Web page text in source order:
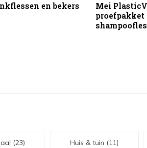
en bekers
Mei
proefpakket
shampoofles
(23) Huis & tuin (11)